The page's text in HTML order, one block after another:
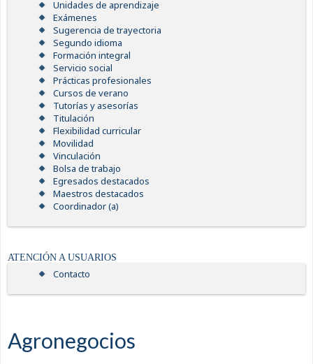
Unidades de aprendizaje
Exámenes
Sugerencia de trayectoria
Segundo idioma
Formación integral
Servicio social
Prácticas profesionales
Cursos de verano
Tutorías y asesorías
Titulación
Flexibilidad curricular
Movilidad
Vinculación
Bolsa de trabajo
Egresados destacados
Maestros destacados
Coordinador (a)
ATENCIÓN A USUARIOS
Contacto
Agronegocios